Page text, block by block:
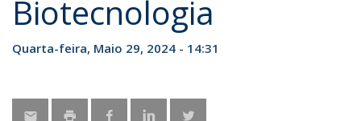
Biotecnologia
Quarta-feira, Maio 29, 2024 - 14:31